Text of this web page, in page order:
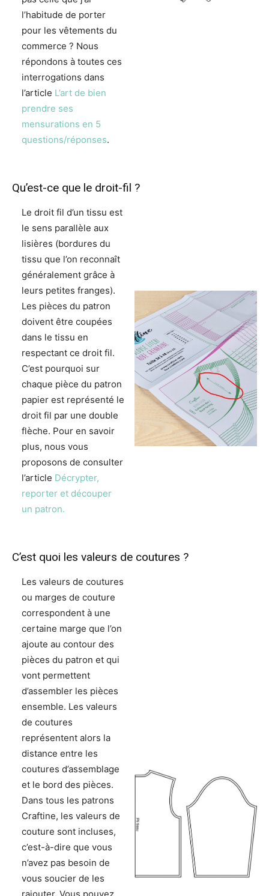
l’habitude de porter
pour les vêtements du
commerce ? Nous
répondons à toutes ces
interrogations dans
l’article L’art de bien
prendre ses
mensurations en 5
questions/réponses.
Qu’est-ce que le droit-fil ?
Le droit fil d’un tissu est
le sens parallèle aux
lisières (bordures du
tissu que l’on reconnaît
généralement grâce à
leurs petites franges).
Les pièces du patron
doivent être coupées
dans le tissu en
respectant ce droit fil.
C’est pourquoi sur
chaque pièce du patron
papier est représenté le
droit fil par une double
flèche. Pour en savoir
plus, nous vous
proposons de consulter
l’article Décrypter,
reporter et découper
un patron.
C’est quoi les valeurs de coutures ?
Les valeurs de coutures
ou marges de couture
correspondent à une
certaine marge que l’on
ajoute au contour des
pièces du patron et qui
vont permettent
d’assembler les pièces
ensemble. Les valeurs
de coutures
représentent alors la
distance entre les
coutures d’assemblage
et le bord des pièces.
Dans tous les patrons
Craftine, les valeurs de
couture sont incluses,
c’est-à-dire que vous
n’avez pas besoin de
vous soucier de les
rajouter. Vous pouvez